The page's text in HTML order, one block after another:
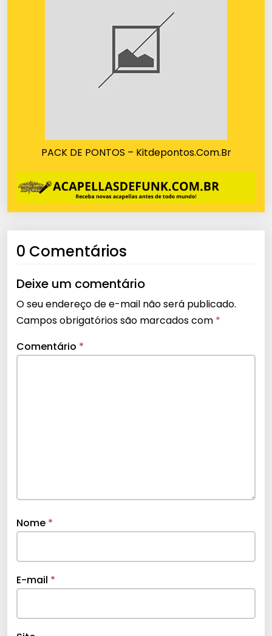
PACK DE PONTOS – Kitdepontos.Com.Br
0 Comentários
Deixe um comentário
O seu endereço de e-mail não será publicado.
Campos obrigatórios são marcados com *
Comentário *
Nome *
E-mail *